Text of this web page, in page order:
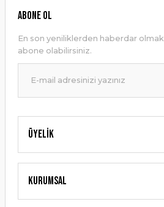
Ürün resmi kalitesiz, bozuk veya
Ürün bilgilerinde hatalar bulunuyor.
Ürün fiyatı diğer sitelerden daha
Bu ürüne benzer farklı alternatifler
Üyelik
Kurumsal
ABONE OL
En son yeniliklerden haberdar
abone olabilirsiniz.